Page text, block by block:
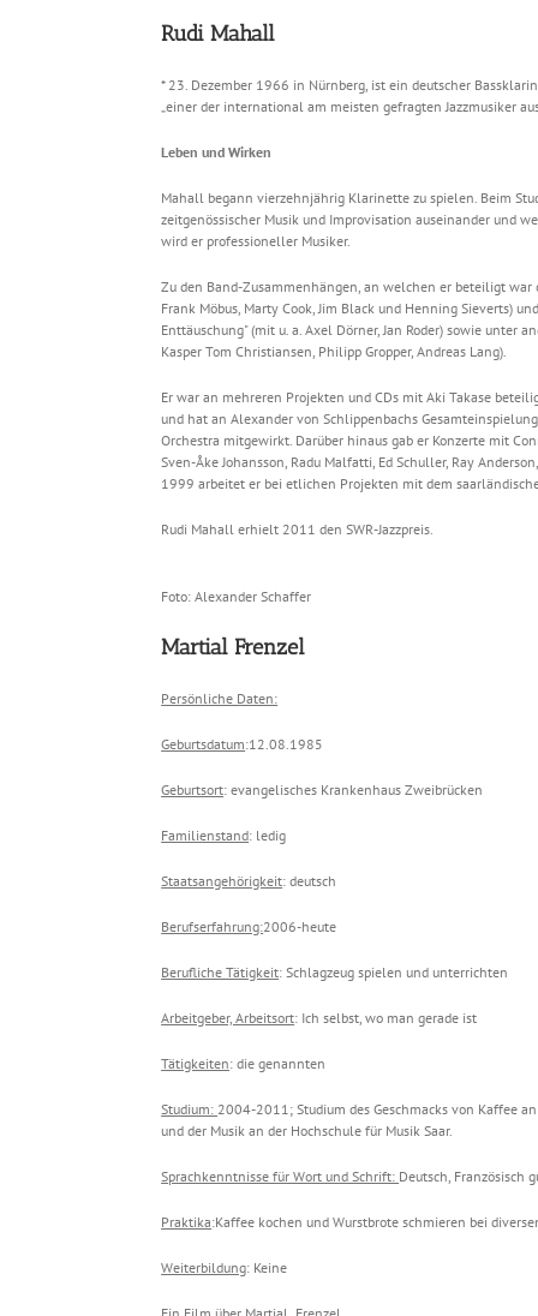
Rudi Mahall
* 23. Dezember 1966 in Nürnberg, ist ein deutscher
„einer der international am meisten gefragten Jazzmusiker
Leben und Wirken
Mahall begann vierzehnjährig Klarinette zu spielen. Beim
zeitgenössischer Musik und Improvisation auseinander und
wird er professioneller Musiker.
Zu den Band-Zusammenhängen, an welchen er beteiligt war
Frank Möbus, Marty Cook, Jim Black und Henning Sieverts)
Enttäuschung" (mit u. a. Axel Dörner, Jan Roder) sowie unter
Kasper Tom Christiansen, Philipp Gropper, Andreas Lang).
Er war an mehreren Projekten und CDs mit Aki Takase
und hat an Alexander von Schlippenbachs
Orchestra mitgewirkt. Darüber hinaus gab er Konzerte mit
Sven-Åke Johansson, Radu Malfatti, Ed Schuller, Ray
1999 arbeitet er bei etlichen Projekten mit dem
Rudi Mahall erhielt 2011 den SWR-Jazzpreis.
Foto: Alexander Schaffer
Martial Frenzel
Persönliche Daten:
Geburtsdatum:12.08.1985
Geburtsort: evangelisches Krankenhaus Zweibrücken
Familienstand: ledig
Staatsangehörigkeit: deutsch
Berufserfahrung:2006-heute
Berufliche Tätigkeit: Schlagzeug spielen und unterrichten
Arbeitgeber, Arbeitsort: Ich selbst, wo man gerade ist
Tätigkeiten: die genannten
Studium: 2004-2011; Studium des Geschmacks von Kaffee
und der Musik an der Hochschule für Musik Saar.
Sprachkenntnisse für Wort und Schrift: Deutsch, Französisch
Praktika:Kaffee kochen und Wurstbrote schmieren bei
Weiterbildung: Keine